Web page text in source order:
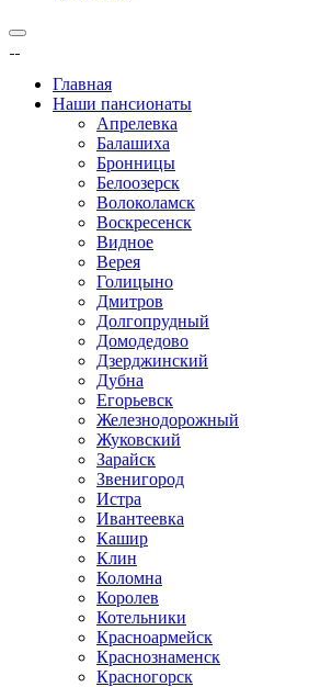
Главная
Наши пансионаты
Апрелевка
Балашиха
Бронницы
Белоозерск
Волоколамск
Воскресенск
Видное
Верея
Голицыно
Дмитров
Долгопрудный
Домодедово
Дзерджинский
Дубна
Егорьевск
Железнодорожный
Жуковский
Зарайск
Звенигород
Истра
Ивантеевка
Кашир
Клин
Коломна
Королев
Котельники
Красноармейск
Краснознаменск
Красногорск